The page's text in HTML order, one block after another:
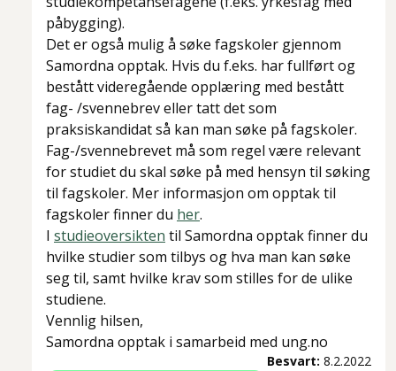
påbygging).
Det er også mulig å søke fagskoler gjennom
Samordna opptak. Hvis du f.eks. har fullført og
bestått videregående opplæring med bestått
fag- /svennebrev eller tatt det som
praksiskandidat så kan man søke på fagskoler.
Fag-/svennebrevet må som regel være relevant
for studiet du skal søke på med hensyn til søking
til fagskoler. Mer informasjon om opptak til
fagskoler finner du her.
I studieoversikten til Samordna opptak finner du
hvilke studier som tilbys og hva man kan søke
seg til, samt hvilke krav som stilles for de ulike
studiene.
Vennlig hilsen,
Samordna opptak i samarbeid med ung.no
Besvart: 8.2.2022